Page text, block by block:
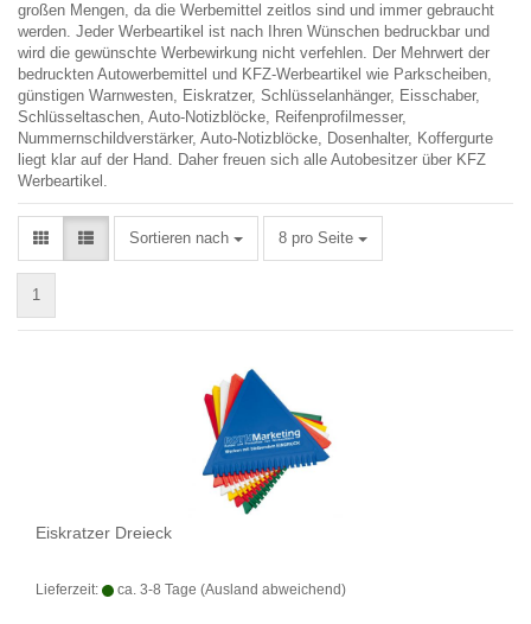
großen Mengen, da die Werbemittel zeitlos sind und immer gebraucht
werden. Jeder Werbeartikel ist nach Ihren Wünschen bedruckbar und
wird die gewünschte Werbewirkung nicht verfehlen. Der Mehrwert der
bedruckten Autowerbemittel und KFZ-Werbeartikel wie Parkscheiben,
günstigen Warnwesten, Eiskratzer, Schlüsselanhänger, Eisschaber,
Schlüsseltaschen, Auto-Notizblöcke, Reifenprofilmesser,
Nummernschildverstärker, Auto-Notizblöcke, Dosenhalter, Koffergurte
liegt klar auf der Hand. Daher freuen sich alle Autobesitzer über KFZ
Werbeartikel.
Sortieren nach
Sortieren nach 8 pro Seite
pro Seite
1
Eiskratzer Dreieck
Lieferzeit: ca. 3-8 Tage (Ausland abweichend)